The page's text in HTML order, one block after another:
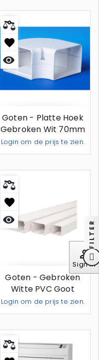
perm_identity
Sign In
Goten - Platte Hoek
Gebroken Wit 70mm
Login om de prijs te zien.
Goten - Gebroken
Witte PVC Goot
70mm
Login om de prijs te zien.
FILTER